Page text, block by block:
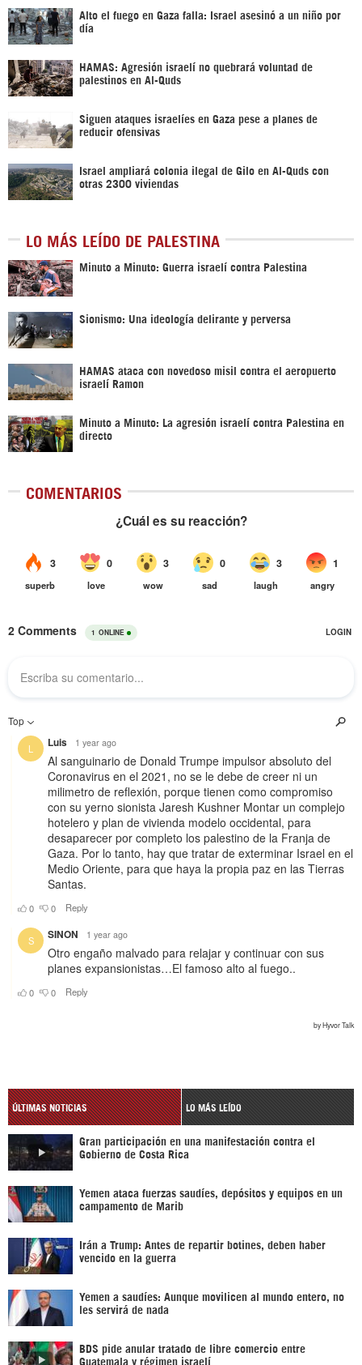
Alto el fuego en Gaza falla: Israel asesinó a un niño por
día
HAMAS: Agresión israelí no quebrará voluntad de
palestinos en Al-Quds
Siguen ataques israelíes en Gaza pese a planes de
reducir ofensivas
Israel ampliará colonia ilegal de Gilo en Al-Quds con
otras 2300 viviendas
LO MÁS LEÍDO DE PALESTINA
Minuto a Minuto: Guerra israelí contra Palestina
Sionismo: Una ideología delirante y perversa
HAMAS ataca con novedoso misil contra el aeropuerto
israelí Ramon
Minuto a Minuto: La agresión israelí contra Palestina en
directo
COMENTARIOS
ÚLTIMAS NOTICIAS LO MÁS LEÍDO
Gran participación en una manifestación contra el
Gobierno de Costa Rica
Yemen ataca fuerzas saudíes, depósitos y equipos en un
campamento de Marib
Irán a Trump: Antes de repartir botines, deben haber
vencido en la guerra
Yemen a saudíes: Aunque movilicen al mundo entero, no
les servirá de nada
BDS pide anular tratado de libre comercio entre
Guatemala y régimen israelí